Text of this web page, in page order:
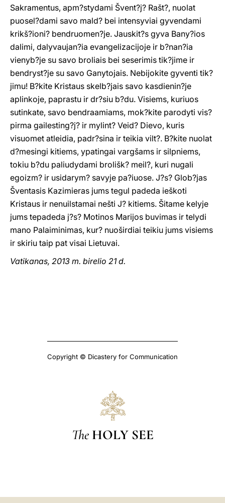
Sakramentus, apm?stydami Švent?j? Rašt?, nuolat
puosel?dami savo mald? bei intensyviai gyvendami
krikš?ioni? bendruomen?je. Jauskit?s gyva Bany?ios
dalimi, dalyvaujan?ia evangelizacijoje ir b?nan?ia
vienyb?je su savo broliais bei seserimis tik?jime ir
bendryst?je su savo Ganytojais. Nebijokite gyventi tik?
jimu! B?kite Kristaus skelb?jais savo kasdienin?je
aplinkoje, paprastu ir dr?siu b?du. Visiems, kuriuos
sutinkate, savo bendraamiams, mok?kite parodyti vis?
pirma gailesting?j? ir mylint? Veid? Dievo, kuris
visuomet atleidia, padr?sina ir teikia vilt?. B?kite nuolat
d?mesingi kitiems, ypatingai vargšams ir silpniems,
tokiu b?du paliudydami brolišk? meil?, kuri nugali
egoizm? ir usidarym? savyje pa?iuose. J?s? Glob?jas
Šventasis Kazimieras jums tegul padeda ieškoti
Kristaus ir nenuilstamai nešti J? kitiems. Šitame kelyje
jums tepadeda j?s? Motinos Marijos buvimas ir telydi
mano Palaiminimas, kur? nuoširdiai teikiu jums visiems
ir skiriu taip pat visai Lietuvai.
Vatikanas, 2013 m. birelio 21 d.
Copyright © Dicastery for Communication
The HOLY SEE